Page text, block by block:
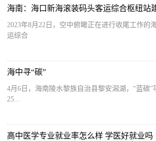
海南：海口新海滚装码头客运综合枢纽站
2023年8月22日，空中俯瞰正在进行收尾工作的
运综合
海中寻“碳”
4月6日，海南陵水黎族自治县黎安潟湖，“蓝碳”
25...
高中医学专业就业率怎么样 学医好就业吗